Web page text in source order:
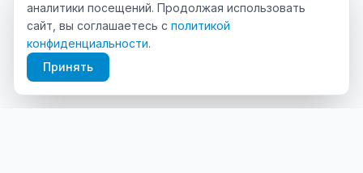
аналитики посещений. Продолжая использовать
сайт, вы соглашаетесь с политикой
конфиденциальности.
Принять